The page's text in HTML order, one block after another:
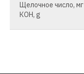
Щелочное число, мг
КОН, g